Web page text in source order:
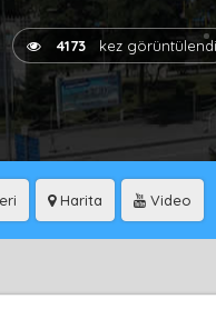
4173 kez görüntülendi
Harita Video